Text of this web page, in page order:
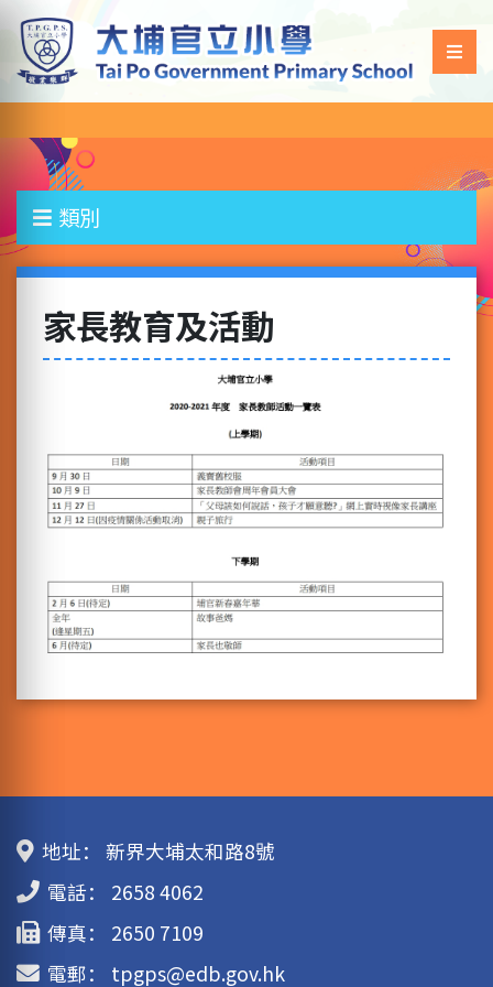
類別
家長教育及活動
地址：
新界大埔太和路8號
電話：
2658 4062
傳真：
2650 7109
電郵：
tpgps@edb.gov.hk